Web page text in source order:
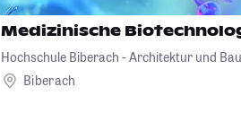
Medizinische
Hochschule Biberach - Architektur und
Betriebswirtschaft und Biotechnologie
Biberach